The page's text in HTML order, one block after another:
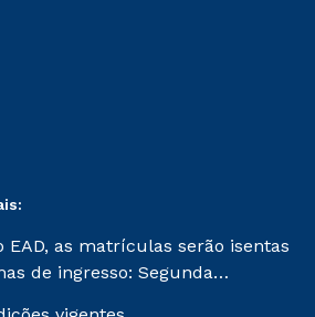
EAD, as matrículas serão isentas
de ingresso: Segunda